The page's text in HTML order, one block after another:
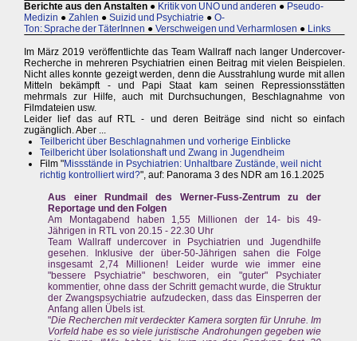
Berichte aus den Anstalten ● Kritik von UNO und anderen ● Pseudo-
Medizin ● Zahlen ● Suizid und Psychiatrie ● O-
Ton: Sprache der TäterInnen ● Verschweigen und Verharmlosen ● Links
Im März 2019 veröffentlichte das Team Wallraff nach langer Undercover-
Recherche in mehreren Psychiatrien einen Beitrag mit vielen Beispielen.
Nicht alles konnte gezeigt werden, denn die Ausstrahlung wurde mit allen
Mitteln bekämpft - und Papi Staat kam seinen Repressionsstätten
mehrmals zur Hilfe, auch mit Durchsuchungen, Beschlagnahme von
Filmdateien usw.
Leider lief das auf RTL - und deren Beiträge sind nicht so einfach
zugänglich. Aber ...
Teilbericht über Beschlagnahmen und vorherige Einblicke
Teilbericht über Isolationshaft und Zwang in Jugendheim
Film "Missstände in Psychiatrien: Unhaltbare Zustände, weil nicht
richtig kontrolliert wird?", auf: Panorama 3 des NDR am 16.1.2025
Aus einer Rundmail des Werner-Fuss-Zentrum zu der
Reportage und den Folgen
Am Montagabend haben 1,55 Millionen der 14- bis 49-
Jährigen in RTL von 20.15 - 22.30 Uhr
Team Wallraff undercover in Psychiatrien und Jugendhilfe
gesehen. Inklusive der über-50-Jährigen sahen die Folge
insgesamt 2,74 Millionen! Leider wurde wie immer eine
"bessere Psychiatrie" beschworen, ein "guter" Psychiater
kommentier, ohne dass der Schritt gemacht wurde, die Struktur
der Zwangspsychiatrie aufzudecken, dass das Einsperren der
Anfang allen Übels ist.
"Die Recherchen mit verdeckter Kamera sorgten für Unruhe. Im
Vorfeld habe es so viele juristische Androhungen gegeben wie